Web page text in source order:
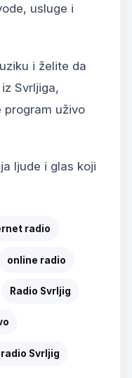
usluge i
i želite da
Svrljiga,
program uživo
ljude i glas koji
radio
online radio
Radio Svrljig
Svrljig